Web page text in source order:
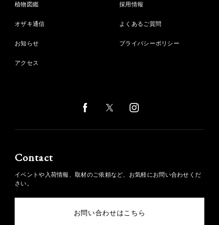
植物図鑑
オザキ通信
お知らせ
アクセス
採用情報
よくあるご質問
プライバシーポリシー
Contact
イベントや入荷情報、取材のご依頼など、お気軽にお問い合わせくだ
さい。
お問い合わせはこちら